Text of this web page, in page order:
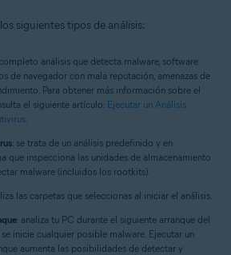
siguientes tipos de análisis:
análisis que detecta malware, software
de navegador con mala reputación, amenazas de
Para obtener más información sobre el
el siguiente artículo: Ejecutar un Análisis
.
: se trata de un análisis predefinido y en
que inspecciona las unidades de almacenamiento
malware (incluidos los rootkits).
las carpetas que seleccionas al iniciar el análisis.
: analiza tu PC durante el siguiente arranque del
inicie cualquier posible malware. Ejecutar un
aumenta las posibilidades de detectar y